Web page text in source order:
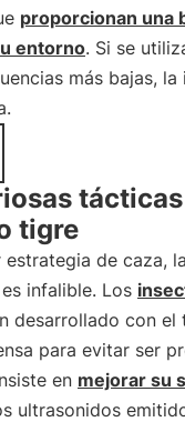
proporcionan una
entorno. Si se
más bajas, la
tigre
estrategia de caza,
infalible. Los
desarrollado con el
para evitar ser
en mejorar su
ultrasonidos